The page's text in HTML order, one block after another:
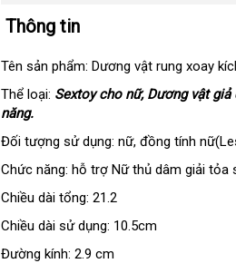
Thông tin
Tên sản phẩm: Dương vật rung xoay
Thể loại: Sextoy cho nữxưởng
, Dương vật giả
năng.
Đối tượng sử dụng: nữở
đâu
tốt
, đồng tính
Chức năng: hỗ trợ Nữ thủ dâm giải tỏa
Chiều dài tổng: 21.2
Chiều dài sử dụng: 10.5cm
Đường kính: 2.9 cm